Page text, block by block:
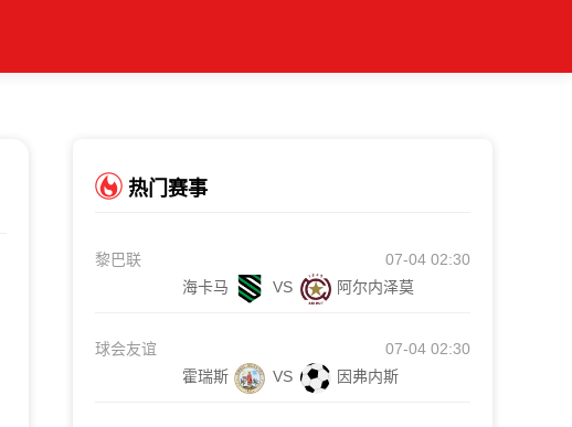
热门赛事
黎巴联
07-04 02:30
海卡马
VS 阿尔内泽莫
球会友谊
07-04 02:30
霍瑞斯
VS 因弗内斯